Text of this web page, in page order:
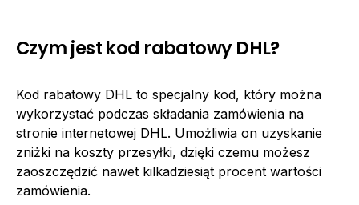
Czym jest kod rabatowy DHL?
Kod rabatowy DHL to specjalny kod, który można
wykorzystać podczas składania zamówienia na
stronie internetowej DHL. Umożliwia on uzyskanie
zniżki na koszty przesyłki, dzięki czemu możesz
zaoszczędzić nawet kilkadziesiąt procent wartości
zamówienia.